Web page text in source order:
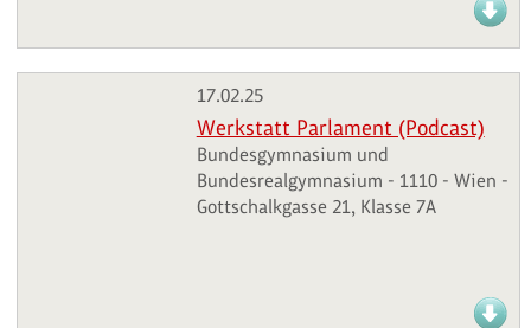
17.02.25
Werkstatt Parlament (Podcast)
Bundesgymnasium und
Bundesrealgymnasium - 1110 - Wien -
Gottschalkgasse 21, Klasse 7A